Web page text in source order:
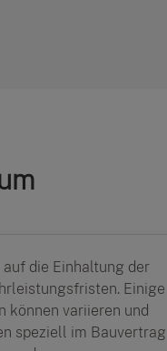
die Einhaltung der
Einige
können variieren und
speziell im Bauvertrag